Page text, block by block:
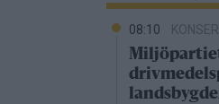
08:10